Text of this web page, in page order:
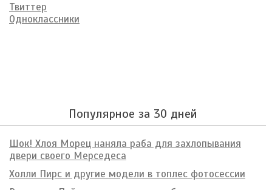
Твиттер
Одноклассники
Популярное за 30 дней
Шок! Хлоя Морец наняла раба для захлопывания
двери своего Мерседеса
Холли Пирс и другие модели в топлес фотосессии